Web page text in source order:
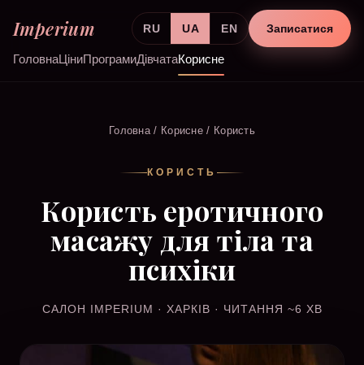
Imperium
ГоловнаЦіниПрограмиДівчатаКорисне
RU UA EN Записатися
Головна/ Корисне / Користь
КОРИСТЬ
Користь еротичного
масажу для тіла та
психіки
САЛОН IMPERIUM · ХАРКІВ · ЧИТАННЯ ~6 ХВ